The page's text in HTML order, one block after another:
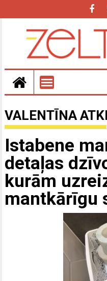
VALENTĪNA
Istabene
detaļas
kurām
mantkārīgu